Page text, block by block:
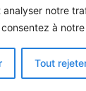
analyser notre
à
Tout